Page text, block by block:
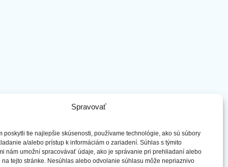
Spravovať
poskytli tie najlepšie skúsenosti, používame technológie, ako sú súbory
a/alebo prístup k informáciám o zariadení. Súhlas s týmito
nám umožní spracovávať údaje, ako je správanie pri prehliadaní alebo
na tejto stránke. Nesúhlas alebo odvolanie súhlasu môže nepriaznivo